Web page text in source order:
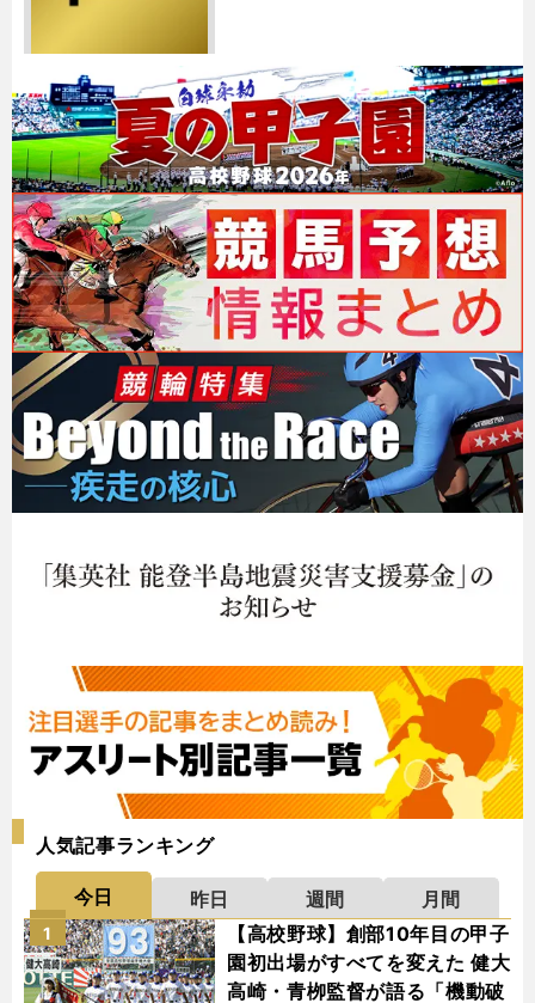
人気記事ランキング
今日 昨日 週間
月間
【高校野球】創部10年目の甲子
園初出場がすべてを変えた 健大
高崎・青栁監督が語る「機動破
1